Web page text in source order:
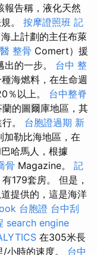
報告稱，液化天然
。 按摩證照班 記
上計劃的主任布萊
整骨 Comert）援
出的一步。 台中 整
海燃料，在生命週
％以上。 台中整脊
的圖爾庫地區，其
。 台胞證過期 新
加勒比海地區，在
哈馬人，根據
骨 Magazine。 記
179套房。 但是，
提供的，這是海洋
台胞證 台中刮
search engine
在305米長
小時的速度。 台中